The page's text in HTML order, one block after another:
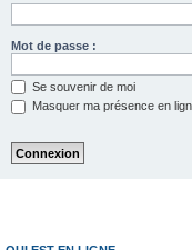
Mot de passe :
Se souvenir de moi
Masquer ma présence en